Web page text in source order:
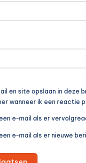
en site opslaan in deze
wanneer ik een reactie
e-mail als er
e-mail als er nieuwe